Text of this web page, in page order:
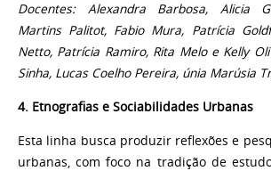
Docentes: Alexandra Barbosa, Alicia
Martins Palitot, Fabio Mura, Patrícia
Netto, Patrícia Ramiro, Rita Melo e Kelly
Sinha, Lucas Coelho Pereira, únia Marúsia
4. Etnografias e Sociabilidades Urbanas
Esta linha busca produzir reflexões e
urbanas, com foco na tradição de